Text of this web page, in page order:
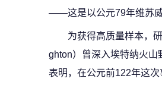
——这是以公元79年维苏
为获得高质量样本，
ghton）曾深入埃特纳火
表明，在公元前122年这